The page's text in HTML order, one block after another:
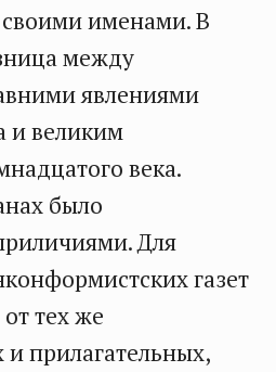
именами. В
между
явлениями
и великим
века.
было
Для
газет
тех же
прилагательных,